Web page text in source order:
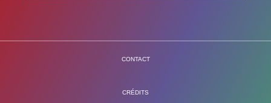
CONTACT
CRÉDITS